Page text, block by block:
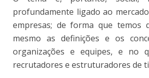
profundamente ligado ao
empresas; de forma que temos
mesmo as definições e os
organizações e equipes, e no
recrutadores e estruturadores de